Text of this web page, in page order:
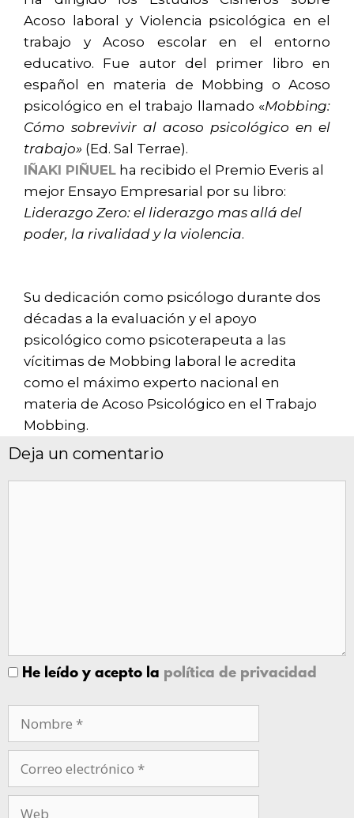
Acoso laboral y Violencia psicológica en el
trabajo y Acoso escolar en el entorno
educativo. Fue autor del primer libro en
español en materia de Mobbing o Acoso
psicológico en el trabajo llamado «Mobbing:
Cómo sobrevivir al acoso psicológico en el
trabajo» (Ed. Sal Terrae).
IÑAKI PIÑUEL ha recibido el Premio Everis al
mejor Ensayo Empresarial por su libro:
Liderazgo Zero: el liderazgo mas allá del
poder, la rivalidad y la violencia.
Su dedicación como psicólogo durante dos
décadas a la evaluación y el apoyo
psicológico como psicoterapeuta a las
vícitimas de Mobbing laboral le acredita
como el máximo experto nacional en
materia de Acoso Psicológico en el Trabajo
Mobbing.
Deja un comentario
He leído y acepto la política de privacidad